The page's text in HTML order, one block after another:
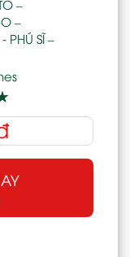
–
–
PHÚ SĨ –